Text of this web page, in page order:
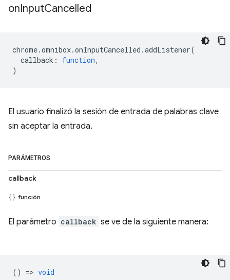
onInputCancelled
chrome.omnibox.onInputCancelled .addListener(
callback : function,
)
El usuario finalizó la sesión de entrada de palabras clave
sin aceptar la entrada.
PARÁMETROS
callback
función
El parámetro callback se ve de la siguiente manera:
() => void